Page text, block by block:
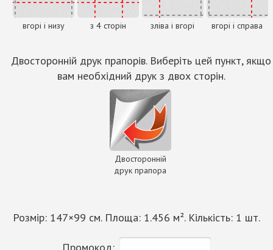
вгорі і низу з 4 сторін зліва і вгорі вгорі і справа
Двосторонній друк прапорів. Виберіть цей пункт, якщо
вам необхідний друк з двох сторін.
Двосторонній
друк прапора
Розмір: 147×99 см. Площа: 1.456 м². Кількість: 1 шт.